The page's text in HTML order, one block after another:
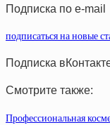
Подписка по e-mail
подписаться на новые
Подписка
Смотрите также:
Профессиональная